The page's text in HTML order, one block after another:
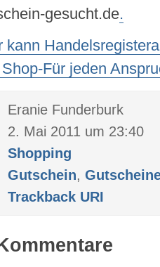
gesucht.de.
kann
Für jeden
Eranie Funderburk
2. Mai 2011 um 23:40
Shopping
Gutschein,
Trackback URI